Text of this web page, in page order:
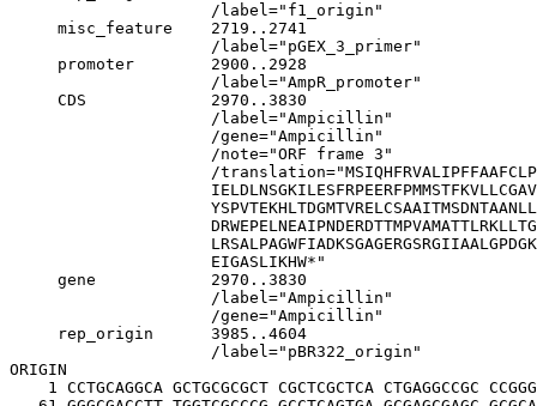
                     /label="f1_origin"
     misc_feature    2719..2741
                     /label="pGEX_3_primer"
     promoter        2900..2928
                     /label="AmpR_promoter"
     CDS             2970..3830
                     /label="Ampicillin"
                     /gene="Ampicillin"
                     /note="ORF frame 3"
/
                     EIGASLIKHW*"
     gene            2970..3830
                     /label="Ampicillin"
                     /gene="Ampicillin"
     rep_origin      3985..4604
                     /label="pBR322_origin"
ORIGIN
1 CCTGCAGGCA GCTGCGCGCT CGCTCGCTCA CTGAGGCCGC